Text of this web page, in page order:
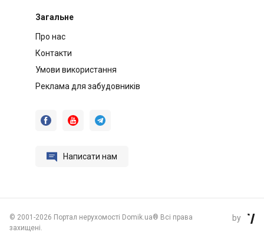
Загальне
Про нас
Контакти
Умови використання
Реклама для забудовників
  
 Написати нам
© 2001-2026 Портал нерухомості Domik.ua® Всі права
захищені.
by 